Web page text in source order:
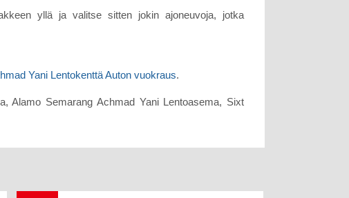
yllä ja valitse sitten jokin ajoneuvoja, jotka
Yani Lentokenttä Auton vuokraus.
Alamo Semarang Achmad Yani Lentoasema, Sixt